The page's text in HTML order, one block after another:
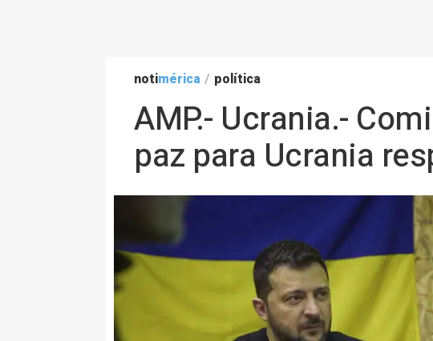
notimérica / política
AMP.- Ucrania.-
paz para Ucrania